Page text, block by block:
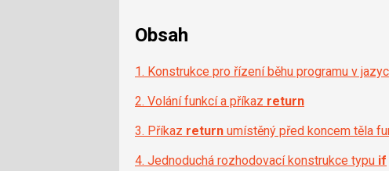
Obsah
1. Konstrukce pro řízení běhu programu v
2. Volání funkcí a příkaz return
3. Příkaz return umístěný před koncem těla
4. Jednoduchá rozhodovací konstrukce typu if